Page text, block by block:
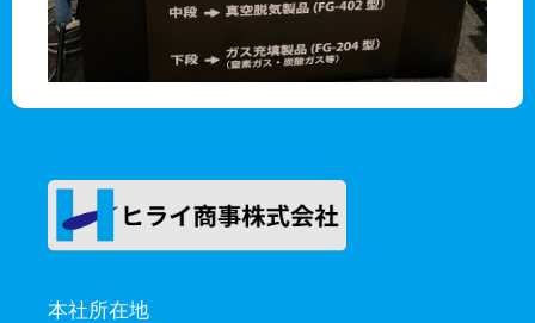
本社所在地